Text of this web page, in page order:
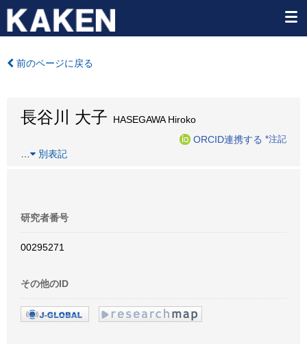
前のページに戻る
長谷川 大子 HASEGAWA Hiroko
ORCID連携する *注記
別表記
研究者番号
00295271
その他のID